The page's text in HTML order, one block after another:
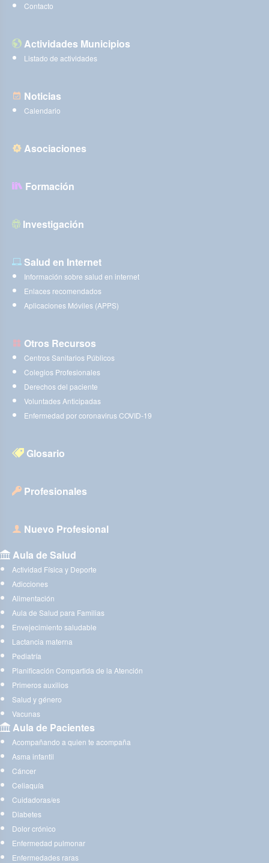
Contacto
Actividades Municipios
Listado de actividades
Noticias
Calendario
Asociaciones
Formación
Investigación
Salud en Internet
Información sobre salud en internet
Enlaces recomendados
Aplicaciones Móviles (APPS)
Otros Recursos
Centros Sanitarios Públicos
Colegios Profesionales
Derechos del paciente
Voluntades Anticipadas
Enfermedad por coronavirus COVID-19
Glosario
Profesionales
Nuevo Profesional
Aula de Salud
Actividad Física y Deporte
Adicciones
Alimentación
Aula de Salud para Familias
Envejecimiento saludable
Lactancia materna
Pediatría
Planificación Compartida de la Atención
Primeros auxilios
Salud y género
Vacunas
Aula de Pacientes
Acompañando a quien te acompaña
Asma infantil
Cáncer
Celiaquía
Cuidadoras/es
Diabetes
Dolor crónico
Enfermedad pulmonar
Enfermedades raras